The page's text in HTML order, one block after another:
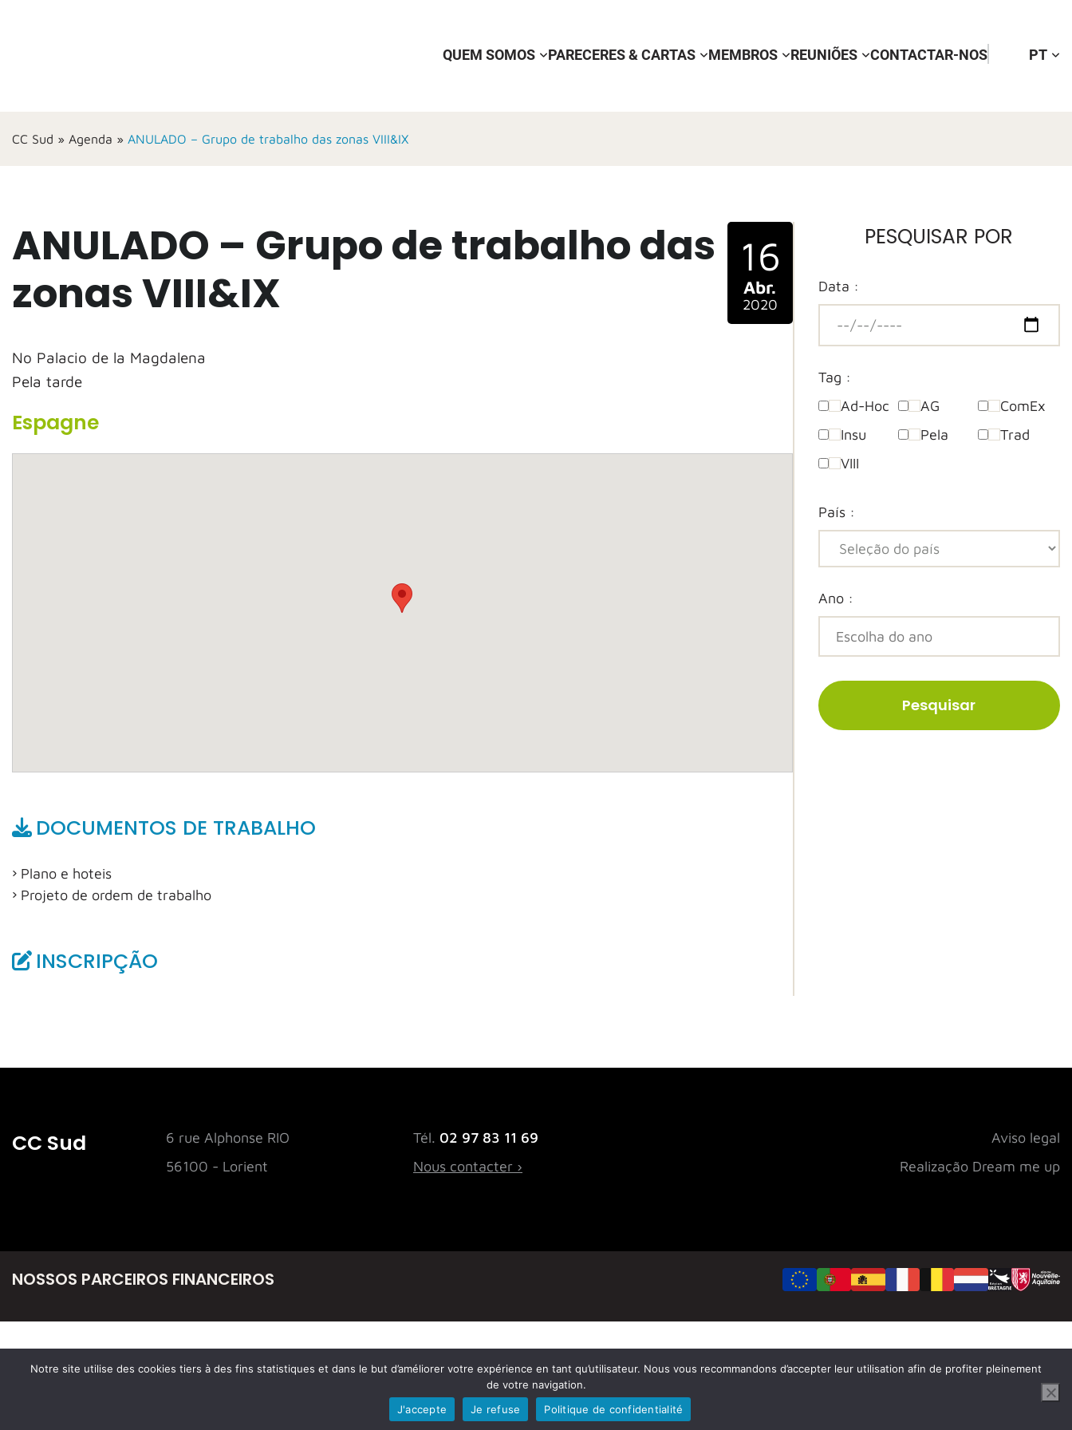
QUEM SOMOS PARECERES & CARTAS MEMBROS REUNIÕES CONTACTAR-NOS PT
CC Sud » Agenda » ANULADO – Grupo de trabalho das zonas VIII&IX
ANULADO – Grupo de trabalho das
zonas VIII&IX
No Palacio de la Magdalena
Pela tarde
16
Abr.
2020
Espagne
DOCUMENTOS DE TRABALHO
Plano e hoteis
Projeto de ordem de trabalho
INSCRIPÇÃO
PESQUISAR POR
Data :
Tag :
Ad-Hoc
AG
ComEx
Insu
Pela
Trad
VIII
País :
Ano :
Pesquisar
CC Sud
6 rue Alphonse RIO
56100 - Lorient
Tél. 02 97 83 11 69
Nous contacter ›
Aviso legal
Realização Dream me up
NOSSOS PARCEIROS FINANCEIROS
Notre site utilise des cookies tiers à des fins statistiques et dans le but d’améliorer votre expérience en tant qu’utilisateur. Nous vous recommandons d’accepter leur utilisation afin de profiter pleinement
de votre navigation.
J'accepte
Je refuse Politique de confidentialité